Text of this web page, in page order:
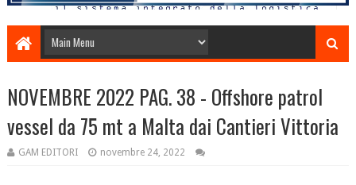
NOVEMBRE 2022 PAG. 38 - Offshore patrol
vessel da 75 mt a Malta dai Cantieri Vittoria
GAM EDITORI novembre 24, 2022